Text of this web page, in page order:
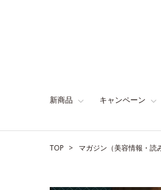
新商品 キャンペーン
TOP マガジン（美容情報・読